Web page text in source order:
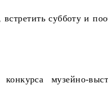
субботу и
музейно-